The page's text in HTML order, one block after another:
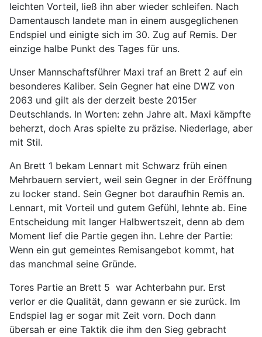
leichten Vorteil, ließ ihn aber wieder schleifen. Nach
Damentausch landete man in einem ausgeglichenen
Endspiel und einigte sich im 30. Zug auf Remis. Der
einzige halbe Punkt des Tages für uns.
Unser Mannschaftsführer Maxi traf an Brett 2 auf ein
besonderes Kaliber. Sein Gegner hat eine DWZ von
2063 und gilt als der derzeit beste 2015er
Deutschlands. In Worten: zehn Jahre alt. Maxi kämpfte
beherzt, doch Aras spielte zu präzise. Niederlage, aber
mit Stil.
An Brett 1 bekam Lennart mit Schwarz früh einen
Mehrbauern serviert, weil sein Gegner in der Eröffnung
zu locker stand. Sein Gegner bot daraufhin Remis an.
Lennart, mit Vorteil und gutem Gefühl, lehnte ab. Eine
Entscheidung mit langer Halbwertszeit, denn ab dem
Moment lief die Partie gegen ihn. Lehre der Partie:
Wenn ein gut gemeintes Remisangebot kommt, hat
das manchmal seine Gründe.
Tores Partie an Brett 5 war Achterbahn pur. Erst
verlor er die Qualität, dann gewann er sie zurück. Im
Endspiel lag er sogar mit Zeit vorn. Doch dann
übersah er eine Taktik die ihm den Sieg gebracht